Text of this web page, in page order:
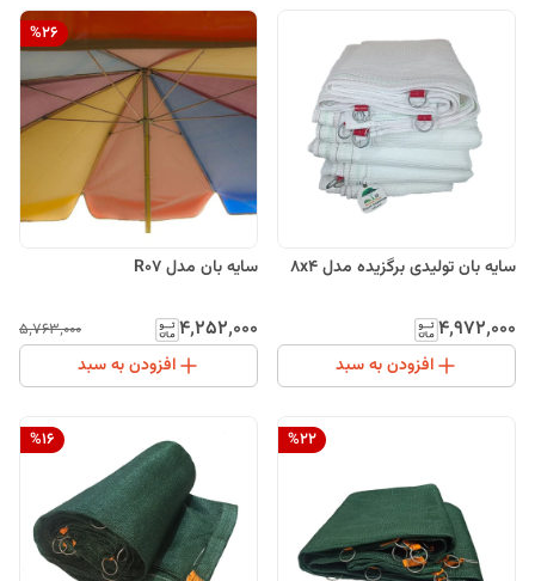
سایه بان تولیدی برگزیده مدل 8x4
۴٬۹۷۲٬۰۰۰
افزودن به سبد
%26
سایه بان مدل R07
۴٬۲۵۲٬۰۰۰ ۵٬۷۶۳٬۰۰۰
افزودن به سبد
%22
%16